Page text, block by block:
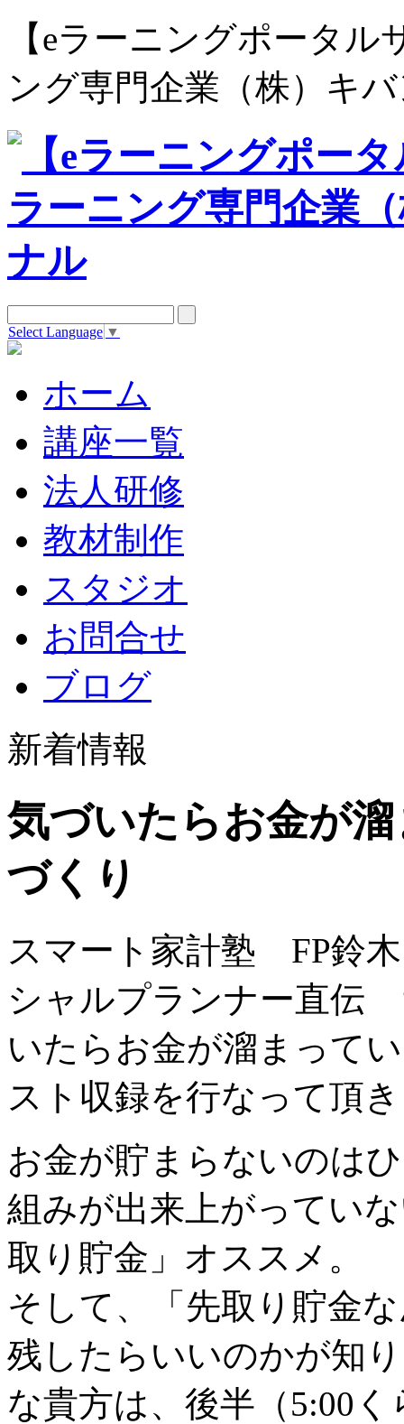
【eラーニングポータル
ング専門企業（株）キ
Select Language ▼
ホーム
講座一覧
法人研修
教材制作
スタジオ
お問合せ
ブログ
新着情報
気づいたらお金が
づくり
スマート家計塾 FP鈴
シャルプランナー直
いたらお金が溜まって
スト収録を行なって頂
お金が貯まらないのは
組みが出来上がってい
取り貯金」オススメ。
そして、「先取り貯金
残したらいいのかが知
な貴方は、後半（5:00